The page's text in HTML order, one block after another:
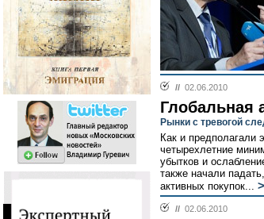
// 02.06.2010
Глобальная
Рынки с тревогой
Как и предполагали
четырехлетние
убытков и
также начали
активных покупок...
// 02.06.2010